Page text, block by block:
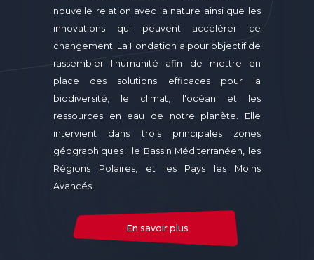
nouvelle relation avec la nature ainsi que les
innovations qui peuvent accélérer ce
changement. La Fondation a pour objectif de
rassembler l'humanité afin de mettre en
place des solutions efficaces pour la
biodiversité, le climat, l'océan et les
ressources en eau de notre planète. Elle
intervient dans trois principales zones
géographiques : le Bassin Méditerranéen, les
Régions Polaires, et les Pays les Moins
Avancés.
En savoir plus